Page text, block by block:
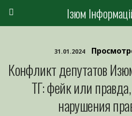
Ізюм
31.01.2024
Конфликт депутатов
ТГ: фейк или
нарушения